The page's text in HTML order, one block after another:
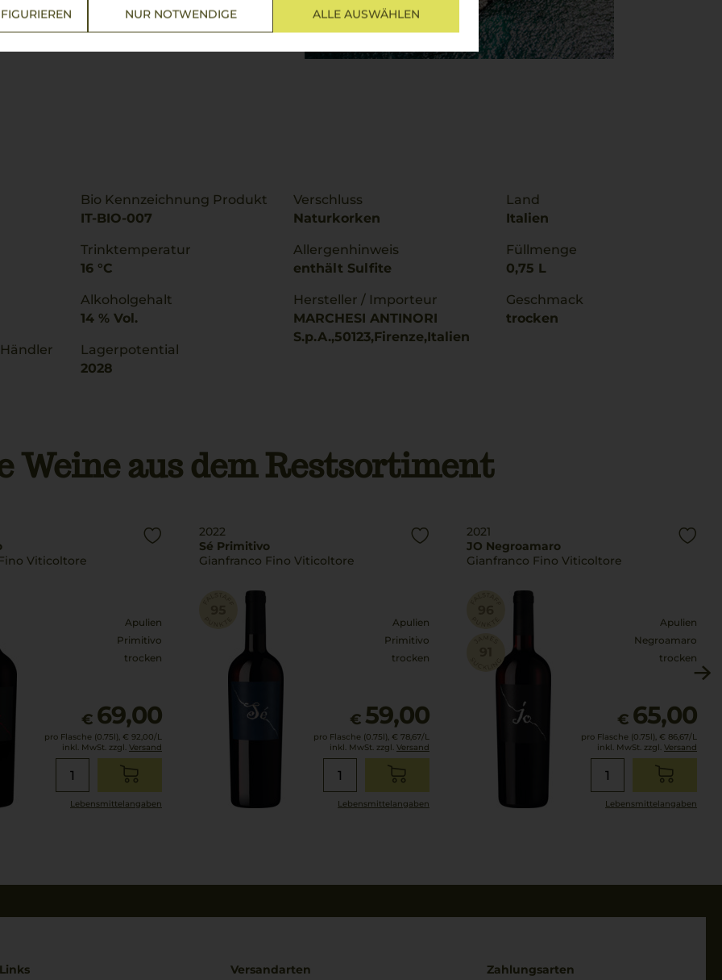
NUR NOTWENDIGE ALLE AUSWÄHLEN
Bio Kennzeichnung Produkt
IT-BIO-007
Trinktemperatur
16 °C
Alkoholgehalt
14 % Vol.
Lagerpotential
2028
Verschluss
Naturkorken
Allergenhinweis
enthält Sulfite
Hersteller / Importeur
MARCHESI ANTINORI
S.p.A.,50123,Firenze,Italien
Land
Italien
Füllmenge
0,75 L
Geschmack
trocken
Weine aus dem Restsortiment
Viticoltore
Apulien
Primitivo
trocken
€ 69,00
pro Flasche (0.75l), € 92,00/L
inkl. MwSt. zzgl. Versand
Lebensmittel­angaben
2022
Sé Primitivo
Gianfranco Fino Viticoltore
Apulien
Primitivo
trocken
€ 59,00
pro Flasche (0.75l), € 78,67/L
inkl. MwSt. zzgl. Versand
Lebensmittel­angaben
2021
JO Negroamaro
Gianfranco Fino Viticoltore
Apulien
Negroamaro
trocken
€ 65,00
pro Flasche (0.75l), € 86,67/L
inkl. MwSt. zzgl. Versand
Lebensmittel­angaben
Versandarten Zahlungsarten